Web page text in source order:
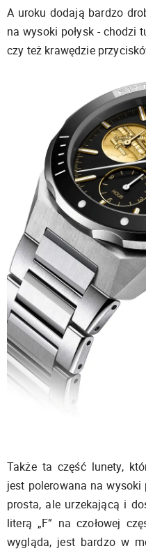
A uroku dodają bardzo
na wysoki połysk - chodzi
czy też krawędzie
Także ta część lunety,
jest polerowana na wysoki
prosta, ale urzekającą i
literą „F” na czołowej
wygląda, jest bardzo w